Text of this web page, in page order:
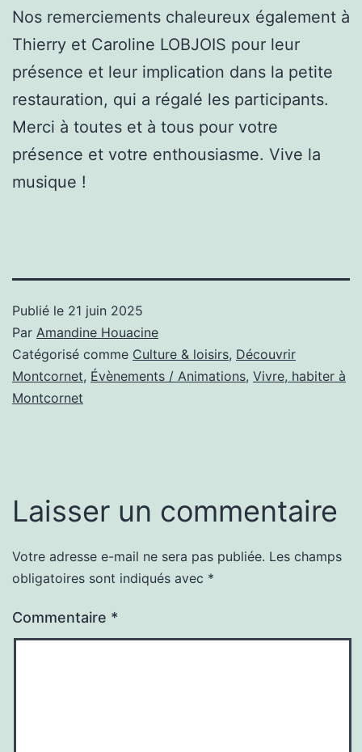
Nos remerciements chaleureux également à
Thierry et Caroline LOBJOIS pour leur
présence et leur implication dans la petite
restauration, qui a régalé les participants.
Merci à toutes et à tous pour votre
présence et votre enthousiasme. Vive la
musique !
Publié le 21 juin 2025
Par Amandine Houacine
Catégorisé comme Culture & loisirs, Découvrir
Montcornet, Évènements / Animations, Vivre, habiter à
Montcornet
Laisser un commentaire
Votre adresse e-mail ne sera pas publiée. Les champs
obligatoires sont indiqués avec *
Commentaire *